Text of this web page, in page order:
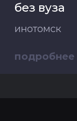
без вуза
инотомск
подробнее